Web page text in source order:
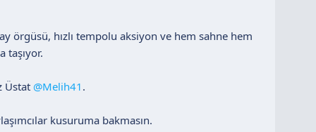
örgüsü, hızlı tempolu aksiyon ve hem sahne hem
taşıyor.
Üstat @Melih41 .
kusuruma bakmasın.